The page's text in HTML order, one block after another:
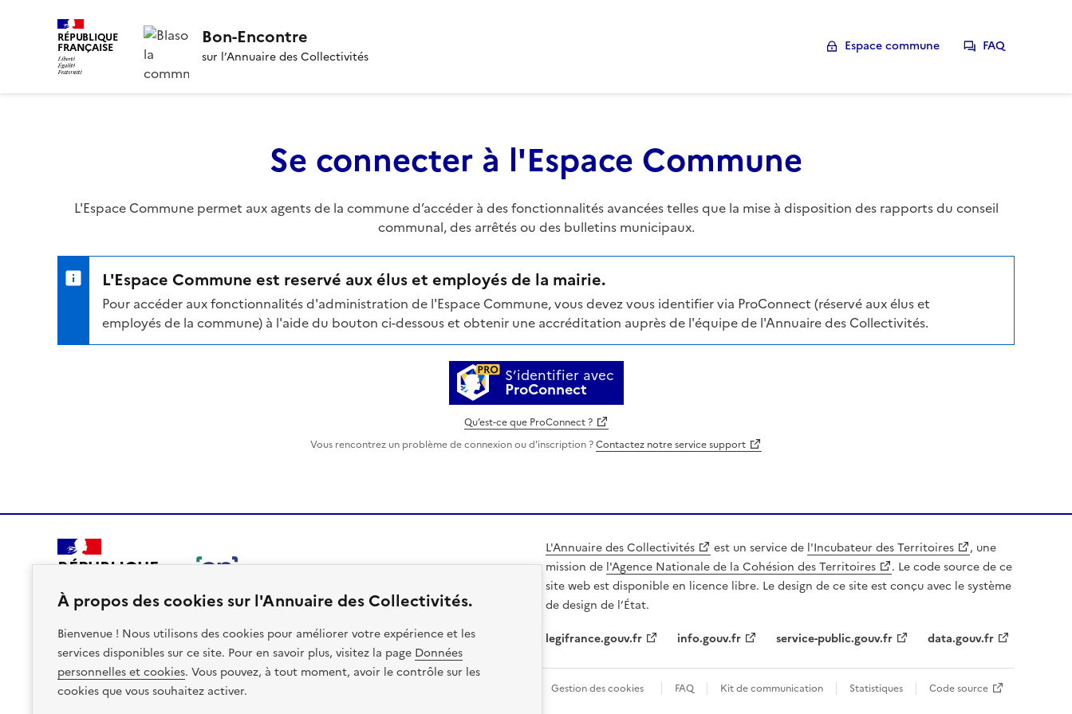
À propos des cookies sur l'Annuaire des Collectivités.
Bienvenue ! Nous utilisons des cookies pour améliorer votre expérience et les
services disponibles sur ce site. Pour en savoir plus, visitez la page Données
personnelles et cookies. Vous pouvez, à tout moment, avoir le contrôle sur les
cookies que vous souhaitez activer.
RÉPUBLIQUE
FRANÇAISE Bon-Encontre
sur l’Annuaire des Collectivités
Espace commune FAQ
Se connecter à l'Espace Commune
L'Espace Commune permet aux agents de la commune d’accéder à des fonctionnalités avancées telles que la mise à disposition des rapports du conseil
communal, des arrêtés ou des bulletins municipaux.
L'Espace Commune est reservé aux élus et employés de la mairie.
Pour accéder aux fonctionnalités d'administration de l'Espace Commune, vous devez vous identifier via ProConnect (réservé aux élus et
employés de la commune) à l'aide du bouton ci-dessous et obtenir une accréditation auprès de l'équipe de l'Annuaire des Collectivités.
S’identifier avec
ProConnect
Qu’est-ce que ProConnect ?
Vous rencontrez un problème de connexion ou d'inscription ?Contactez notre service support
RÉPUBLIQUE
L'Annuaire des Collectivités est un service de l'Incubateur des Territoires
, une
mission de l'Agence Nationale de la Cohésion des Territoires
. Le code source de ce
site web est disponible en licence libre. Le design de ce site est conçu avec le système
de design de l’État.
legifrance.gouv.fr
info.gouv.fr service-public.gouv.fr data.gouv.fr
Plan du site Accessibilite : non conforme Gestion des cookies FAQ Kit de communication Statistiques Code source